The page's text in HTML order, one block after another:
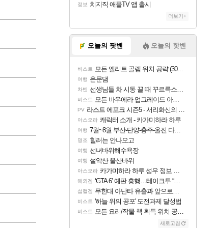
정보 치지직 애플TV 앱 출시
더보기+
오늘의 팟벤 오늘의 핫벤
비스트 모든 엘리트 골렘 위치 공략 (30개) - 방랑 결투가
여행 운문댐
차벤 선생님들 차 시동 끌 때 꾸르륵소리나는데
비스트 모든 바우에라 업그레이드 아이템 획득 위치 공략 (89개)
PV 라스트 에포크 시즌5 - 서리화신의 분노 티저
아스오라 캐릭터 소개 - 카가미하라 하루
여행 7월~8월 부산-단양-충주-울진 다녀왔어요~
명조 힐러는 안나오고
여행 선녀바위해수욕장
여행 설악산 울산바위
아스오라 카가미하라 하루 성우 정보 및 주요 필모
해외겜 ‘GTA 6’ 예판 흥행…테이크투 “내부 예상 크게 넘어”
섭컬겜 무한대 아난타 유출과 앞으로의 예상 (루머)
비스트 '하늘 위의 공포' 도전과제 달성법
비스트 모든 요리/작물 책 획득 위치 공략 (36개) - 미식가 도전과제
새로고침